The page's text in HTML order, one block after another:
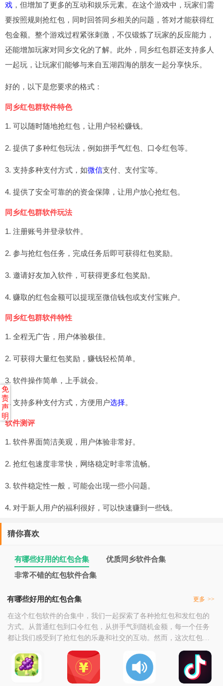
戏 ，但增加了更多的互动和娱乐元素。在这个游戏中，玩家们需
要按照规则抢红包，同时回答同乡相关的问题，答对才能获得红
包金额。整个游戏过程紧张刺激，不仅锻炼了玩家的反应能力，
还能增加玩家对同乡文化的了解。此外，同乡红包群还支持多人
一起玩，让玩家们能够与来自五湖四海的朋友一起分享快乐。
好的，以下是您要求的格式：
同乡红包群软件特色
1. 可以随时随地抢红包，让用户轻松赚钱。
2. 提供了多种红包玩法，例如拼手气红包、口令红包等。
3. 支持多种支付方式，如微信支付、支付宝等。
4. 提供了安全可靠的的资金保障，让用户放心抢红包。
同乡红包群软件玩法
1. 注册账号并登录软件。
2. 参与抢红包任务，完成任务后即可获得红包奖励。
3. 邀请好友加入软件，可获得更多红包奖励。
4. 赚取的红包金额可以提现至微信钱包或支付宝账户。
同乡红包群软件特性
1. 全程无广告，用户体验极佳。
2. 可获得大量红包奖励，赚钱轻松简单。
3. 软件操作简单，上手就会。
4. 支持多种支付方式，方便用户选择。
软件测评
1. 软件界面简洁美观，用户体验非常好。
2. 抢红包速度非常快，网络稳定时非常流畅。
3. 软件稳定性一般，可能会出现一些小问题。
4. 对于新人用户的福利很好，可以快速赚到一些钱。
猜你喜欢
有哪些好用的红包合集
优质同乡软件合集
非常不错的红包软件合集
有哪些好用的红包合集 更多 >>
在这个红包软件的合集中，我们一起探索了各种抢红包和发红包的
方式。从普通红包到口令红包，从拼手气到随机金额，每一个任务
都让我们感受到了抢红包的乐趣和社交的互动。然而，这次红包软
件的合集并非就此结束。在游戏中，我们学习了如何更好地利用科
技手段提高自己的社交技能和人际交往能力，学会了如何在数字化
时代中保持真诚和尊重的态度。这些经验将对我们未来的生活产生
积极的影响。在这个合集中，我们感谢每一个参与者的付出
免
责
声
明